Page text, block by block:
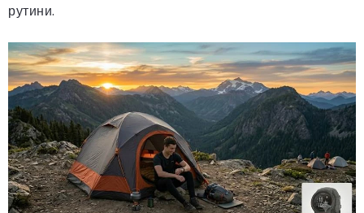
рутини.